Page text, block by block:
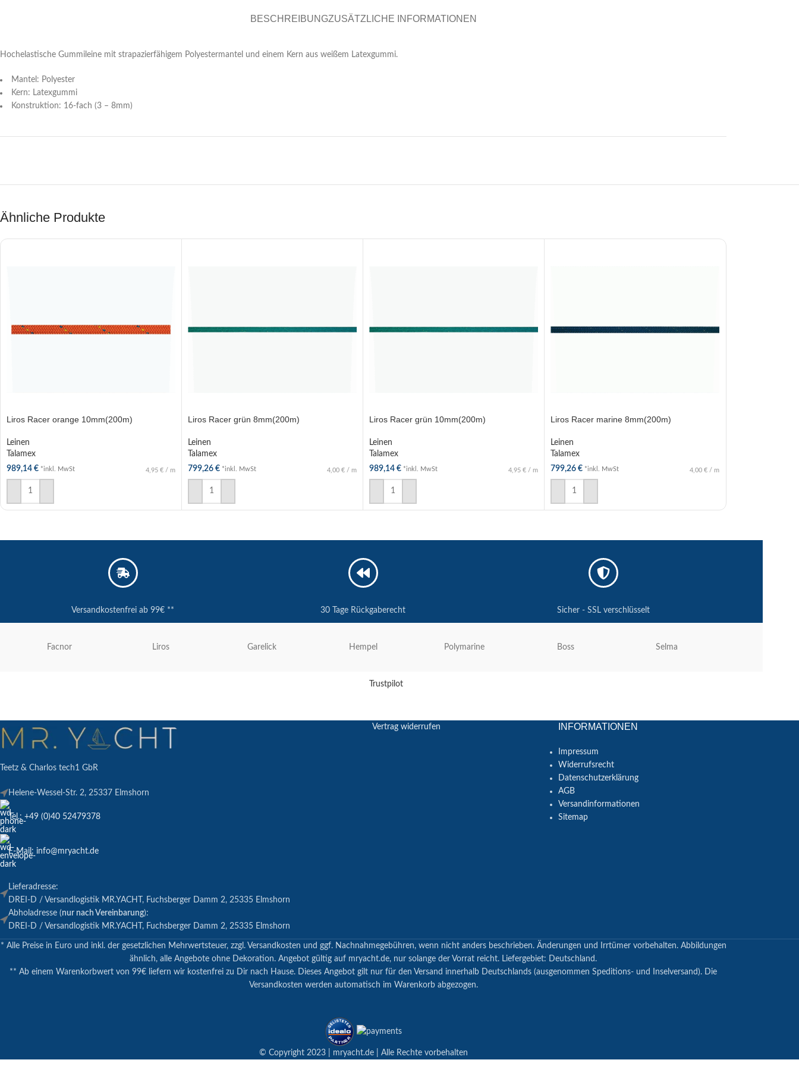
BESCHREIBUNGZUSÄTZLICHE INFORMATIONEN
Hochelastische Gummileine mit strapazierfähigem Polyestermantel und einem Kern aus weißem Latexgummi.
Mantel: Polyester
Kern: Latexgummi
Konstruktion: 16-fach (3 – 8mm)
Ähnliche Produkte
Liros Racer orange 10mm(200m)
Leinen
Talamex
989,14 € *inkl. MwSt 4,95 € / m
IN DEN WARENKORB
Liros Racer grün 8mm(200m)
Leinen
Talamex
799,26 € *inkl. MwSt 4,00 € / m
IN DEN WARENKORB
Liros Racer grün 10mm(200m)
Leinen
Talamex
989,14 € *inkl. MwSt 4,95 € / m
IN DEN WARENKORB
Liros Racer marine 8mm(200m)
Leinen
Talamex
799,26 € *inkl. MwSt 4,00 € / m
IN DEN WARENKORB
Versandkostenfrei ab 99€ ** 30 Tage Rückgaberecht Sicher - SSL verschlüsselt
Facnor Liros Garelick Hempel Polymarine Boss Selma
Trustpilot
Teetz & Charlos tech1 GbR
Helene-Wessel-Str. 2, 25337 Elmshorn
Tel.: +49 (0)40 52479378
E-Mail: info@mryacht.de
Lieferadresse:
DREI-D / Versandlogistik MR.YACHT, Fuchsberger Damm 2, 25335 Elmshorn
Abholadresse (nur nach Vereinbarung):
DREI-D / Versandlogistik MR.YACHT, Fuchsberger Damm 2, 25335 Elmshorn
Vertrag widerrufen INFORMATIONEN
Impressum
Widerrufsrecht
Datenschutzerklärung
AGB
Versandinformationen
Sitemap
* Alle Preise in Euro und inkl. der gesetzlichen Mehrwertsteuer, zzgl. Versandkosten und ggf. Nachnahmegebühren, wenn nicht anders beschrieben. Änderungen und Irrtümer vorbehalten. Abbildungen
ähnlich, alle Angebote ohne Dekoration. Angebot gültig auf mryacht.de, nur solange der Vorrat reicht. Liefergebiet: Deutschland.
** Ab einem Warenkorbwert von 99€ liefern wir kostenfrei zu Dir nach Hause. Dieses Angebot gilt nur für den Versand innerhalb Deutschlands (ausgenommen Speditions- und Inselversand). Die
Versandkosten werden automatisch im Warenkorb abgezogen.
© Copyright 2023 | mryacht.de | Alle Rechte vorbehalten